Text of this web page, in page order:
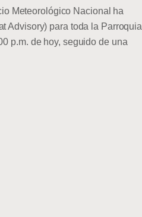
Meteorológico Nacional ha
Advisory) para toda la Parroquia
p.m. de hoy, seguido de una